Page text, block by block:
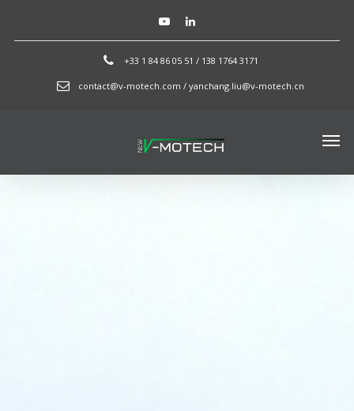
+33 1 84 86 05 51 / 138 1764 3171
contact@v-motech.com / yanchang.liu@v-motech.cn